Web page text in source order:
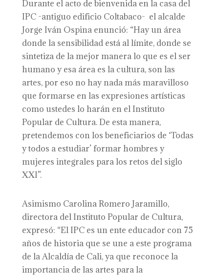
Durante el acto de bienvenida en la casa del
IPC -antiguo edificio Coltabaco- el alcalde
Jorge Iván Ospina enunció: “Hay un área
donde la sensibilidad está al límite, donde se
sintetiza de la mejor manera lo que es el ser
humano y esa área es la cultura, son las
artes, por eso no hay nada más maravilloso
que formarse en las expresiones artísticas
como ustedes lo harán en el Instituto
Popular de Cultura. De esta manera,
pretendemos con los beneficiarios de ‘Todas
y todos a estudiar’ formar hombres y
mujeres integrales para los retos del siglo
XXI”.
Asimismo Carolina Romero Jaramillo,
directora del Instituto Popular de Cultura,
expresó: “El IPC es un ente educador con 75
años de historia que se une a este programa
de la Alcaldía de Cali, ya que reconoce la
importancia de las artes para la